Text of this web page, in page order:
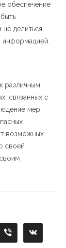
обеспечение
делиться
различным
связанных с
мер
возможных
своей